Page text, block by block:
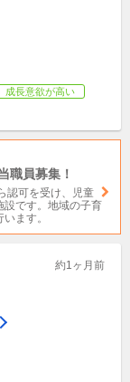
成長意欲が高い
職員募集！
認可を受け、児童
設です。地域の子育
ます。
約1ヶ月前